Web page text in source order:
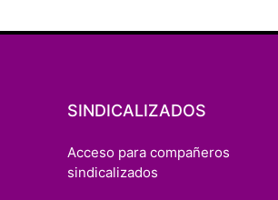
SINDICALIZADOS
Acceso para compañeros
sindicalizados